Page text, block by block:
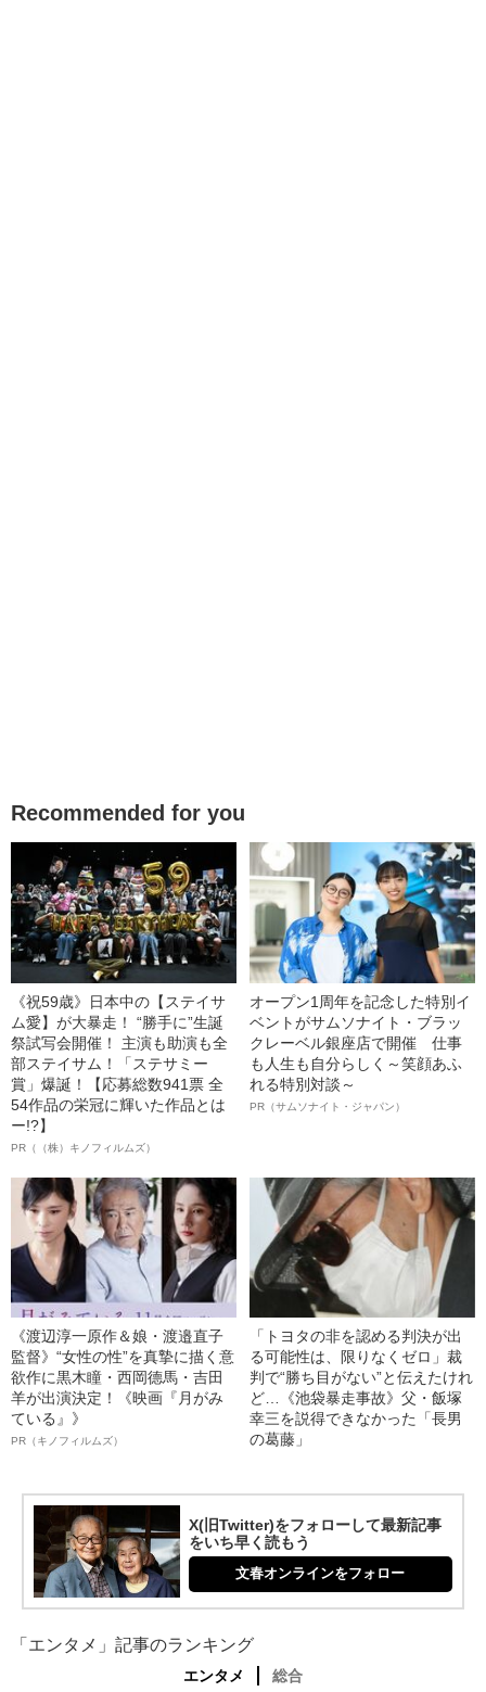
Recommended for you
《祝59歳》日本中の【ステイサ
ム愛】が大暴走！ “勝手に”生誕
祭試写会開催！ 主演も助演も全
部ステイサム！「ステサミー
賞」爆誕！【応募総数941票 全
54作品の栄冠に輝いた作品とは
ー!?】
PR（（株）キノフィルムズ）
オープン1周年を記念した特別イ
ベントがサムソナイト・ブラッ
クレーベル銀座店で開催 仕事
も人生も自分らしく～笑顔あふ
れる特別対談～
PR（サムソナイト・ジャパン）
《渡辺淳一原作＆娘・渡邉直子
監督》“女性の性”を真摯に描く意
欲作に黒木瞳・西岡德馬・吉田
羊が出演決定！《映画『月がみ
ている』》
PR（キノフィルムズ）
「トヨタの非を認める判決が出
る可能性は、限りなくゼロ」裁
判で“勝ち目がない”と伝えたけれ
ど…《池袋暴走事故》父・飯塚
幸三を説得できなかった「長男
の葛藤」
X(旧Twitter)をフォローして最新記事
をいち早く読もう
文春オンラインをフォロー
「エンタメ」記事のランキング
エンタメ 総合